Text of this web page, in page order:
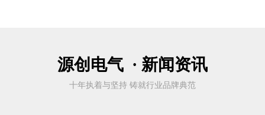
源创电气 · 新闻资讯
十年执着与坚持 铸就行业品牌典范